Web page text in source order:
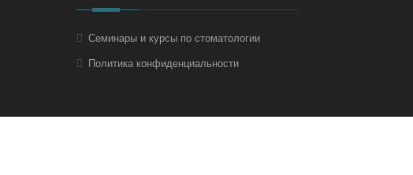
Семинары и курсы по стоматологии
Политика конфиденциальности